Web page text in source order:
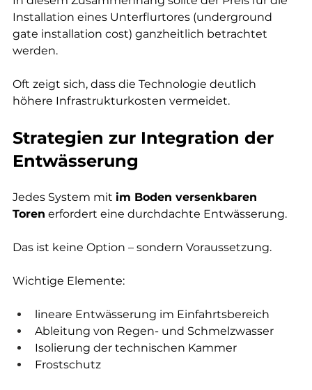
Installation eines Unterflurtores (underground
gate installation cost) ganzheitlich betrachtet
werden.
Oft zeigt sich, dass die Technologie deutlich
höhere Infrastrukturkosten vermeidet.
Strategien zur Integration der
Entwässerung
Jedes System mit im Boden versenkbaren
Toren erfordert eine durchdachte Entwässerung.
Das ist keine Option – sondern Voraussetzung.
Wichtige Elemente:
lineare Entwässerung im Einfahrtsbereich
Ableitung von Regen- und Schmelzwasser
Isolierung der technischen Kammer
Frostschutz